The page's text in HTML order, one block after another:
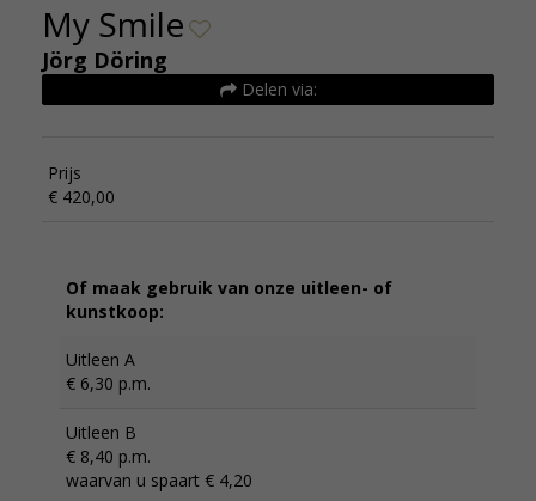
My Smile
Jörg Döring
Delen via:
Prijs
€ 420,00
Of maak gebruik van onze uitleen- of
kunstkoop:
Uitleen A
€ 6,30 p.m.
Uitleen B
€ 8,40 p.m.
waarvan u spaart € 4,20